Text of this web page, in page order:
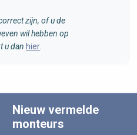
zijn, of u de
wil hebben op
u dan hier
Nieuw vermelde
monteurs